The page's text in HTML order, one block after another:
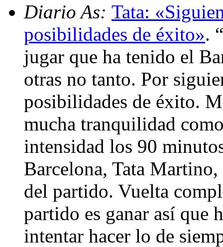
Diario As: Tata:
posibilidades de éxito».
jugar que ha tenido el
otras no tanto. Por
posibilidades de éxito.
mucha tranquilidad
intensidad los 90
Barcelona, Tata
del partido. Vuelta
partido es ganar así que
intentar hacer lo de